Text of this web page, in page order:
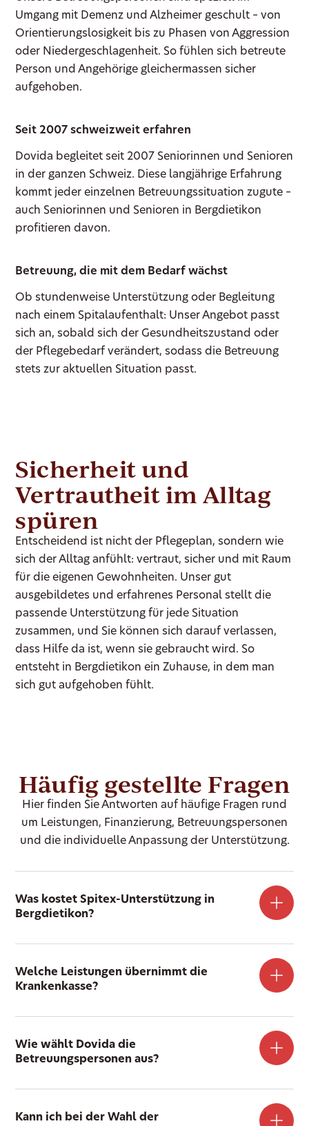
Umgang mit Demenz und Alzheimer geschult – von
Orientierungslosigkeit bis zu Phasen von Aggression
oder Niedergeschlagenheit. So fühlen sich betreute
Person und Angehörige gleichermassen sicher
aufgehoben.
Seit 2007 schweizweit erfahren
Dovida begleitet seit 2007 Seniorinnen und Senioren
in der ganzen Schweiz. Diese langjährige Erfahrung
kommt jeder einzelnen Betreuungssituation zugute –
auch Seniorinnen und Senioren in Bergdietikon
profitieren davon.
Betreuung, die mit dem Bedarf wächst
Ob stundenweise Unterstützung oder Begleitung
nach einem Spitalaufenthalt: Unser Angebot passt
sich an, sobald sich der Gesundheitszustand oder
der Pflegebedarf verändert, sodass die Betreuung
stets zur aktuellen Situation passt.
Sicherheit und
Vertrautheit im Alltag
spüren
Entscheidend ist nicht der Pflegeplan, sondern wie
sich der Alltag anfühlt: vertraut, sicher und mit Raum
für die eigenen Gewohnheiten. Unser gut
ausgebildetes und erfahrenes Personal stellt die
passende Unterstützung für jede Situation
zusammen, und Sie können sich darauf verlassen,
dass Hilfe da ist, wenn sie gebraucht wird. So
entsteht in Bergdietikon ein Zuhause, in dem man
sich gut aufgehoben fühlt.
Häufig gestellte Fragen
Hier finden Sie Antworten auf häufige Fragen rund
um Leistungen, Finanzierung, Betreuungspersonen
und die individuelle Anpassung der Unterstützung.
Was kostet Spitex-Unterstützung in
Bergdietikon?
Welche Leistungen übernimmt die
Krankenkasse?
Wie wählt Dovida die
Betreuungspersonen aus?
Kann ich bei der Wahl der